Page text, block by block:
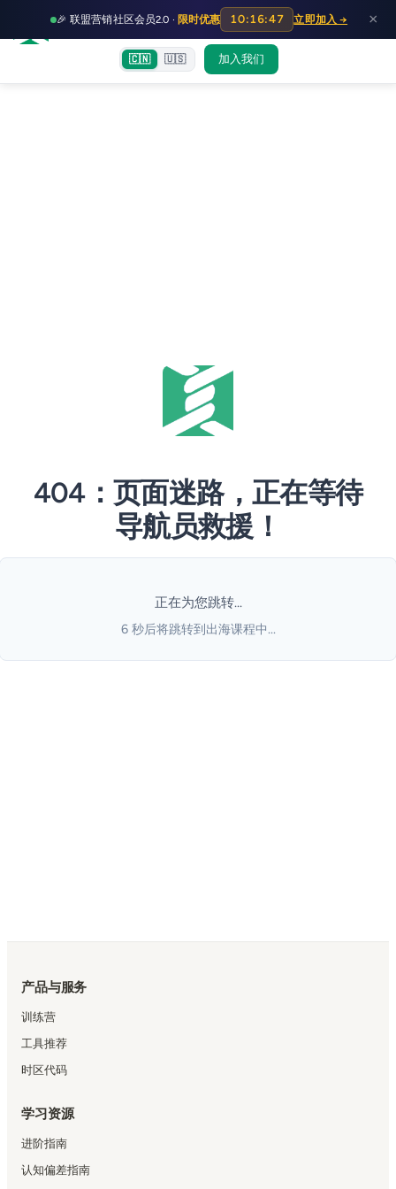
🎉 联盟营销社区会员2.0 · 限时优惠 10:16:47 立即加入 → ×
富裕者联盟 首页文章训练营
HOT
出海教程 认知偏差指南社群交流
🇨🇳 🇺🇸 加入我们
404：页面迷路，正在等待
导航员救援！
正在为您跳转...
6秒后将跳转到出海课程中...
产品与服务
训练营
工具推荐
时区代码
学习资源
进阶指南
认知偏差指南